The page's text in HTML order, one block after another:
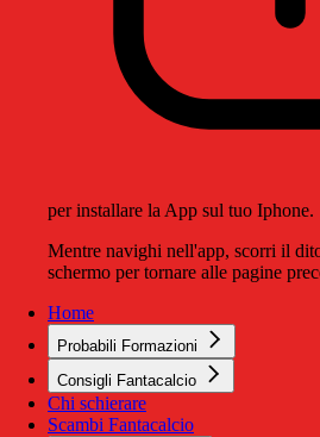
per installare la App sul tuo Iphone.
Mentre navighi nell'app, scorri il
schermo per tornare alle pagine
Home
Probabili Formazioni
Consigli Fantacalcio
Chi schierare
Scambi Fantacalcio